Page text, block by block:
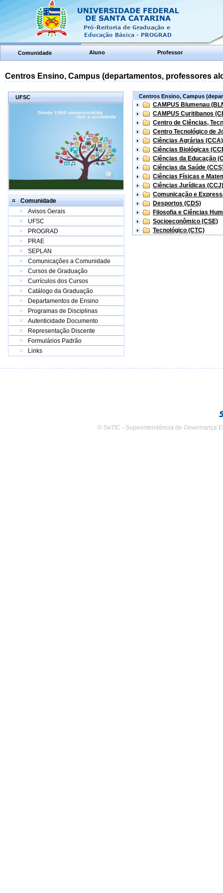
Comunidade Aluno Professor
Centros Ensino, Campus (departamentos, professores
UFSC
Comunidade
Avisos Gerais
UFSC
PROGRAD
PRAE
SEPLAN
Comunicações a Comunidade
Cursos de Graduação
Currículos dos Cursos
Catálogo da Graduação
Departamentos de Ensino
Programas de Disciplinas
Autenticidade Documento
Representação Discente
Formulários Padrão
Links
Centros Ensino, Campus
CAMPUS Blumenau
CAMPUS Curitibanos
Centro de Ciências,
Centro Tecnológico de
Ciências Agrárias (CCA)
Ciências Biológicas
Ciências da Educação
Ciências da Saúde
Ciências Físicas e
Ciências Jurídicas (CCJ)
Comunicação e
Desportos (CDS)
Filosofia e Ciências
Socioeconômico (CSE)
Tecnológico (CTC)
© SeTIC - Superintendência de Governança